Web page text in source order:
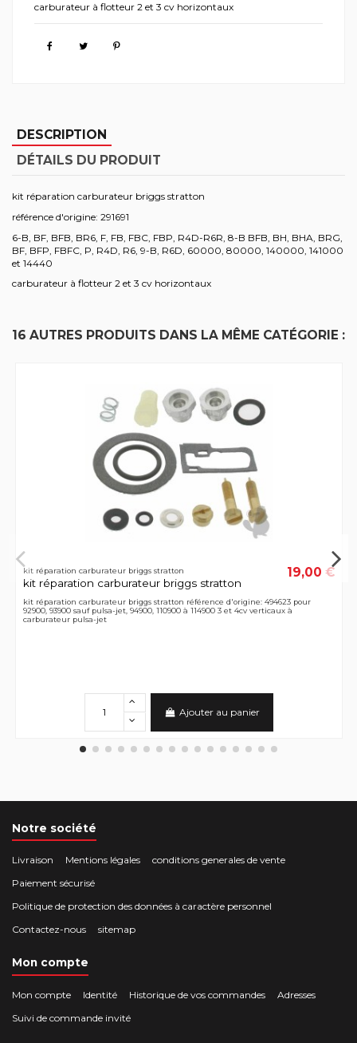
carburateur à flotteur 2 et 3 cv horizontaux
DESCRIPTION
DÉTAILS DU PRODUIT
kit réparation carburateur briggs stratton
référence d'origine: 291691
6-B, BF, BFB, BR6, F, FB, FBC, FBP, R4D-R6R, 8-B BFB, BH, BHA, BRG,
BF, BFP, FBFC, P, R4D, R6, 9-B, R6D, 60000, 80000, 140000, 141000
et 14440
carburateur à flotteur 2 et 3 cv horizontaux
16 AUTRES PRODUITS DANS LA MÊME CATÉGORIE :
kit réparation carburateur briggs stratton
kit réparation carburateur briggs stratton
19,00 €
kit réparation carburateur briggs stratton référence d'origine: 494623 pour
92900, 93900 sauf pulsa-jet, 94900, 110900 à 114900 3 et 4cv verticaux à
carburateur pulsa-jet
Ajouter au panier
Notre société
Livraison Mentions légales
conditions generales de vente
Paiement sécurisé
Politique de protection des données à caractère personnel
Contactez-nous
sitemap
Mon compte
Mon compte Identité Historique de vos commandes
Adresses
Suivi de commande invité